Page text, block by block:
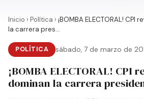
Inicio › Política › ¡BOMBA ELECTORAL!
la carrera pres...
POLÍTICA sábado, 7 de marzo de
¡BOMBA ELECTORAL! CPI
dominan la carrera